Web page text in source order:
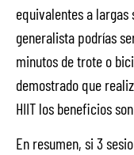
equivalentes a largas
generalista podrías
minutos de trote o
demostrado que
HIIT los beneficios
En resumen, si 3